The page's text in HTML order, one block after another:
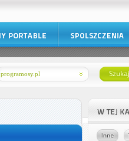
programosy.pl